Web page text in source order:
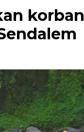
korban